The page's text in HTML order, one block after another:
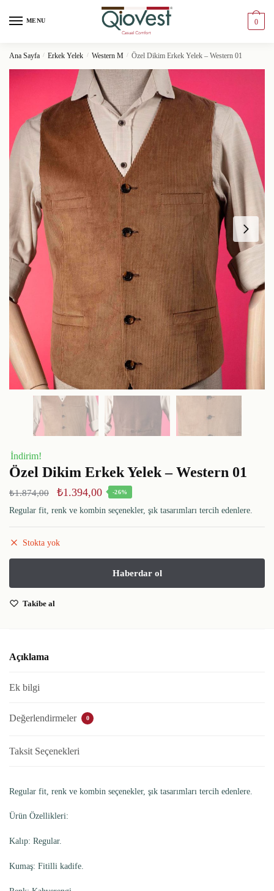
MENU 0
Ana Sayfa / Erkek Yelek / Western M / Özel Dikim Erkek Yelek – Western 01
İndirim!
Özel Dikim Erkek Yelek – Western 01
₺1.874,00 ₺1.394,00 -26%
Regular fit, renk ve kombin seçenekler, şık tasarımları tercih edenlere.
Stokta yok
Takibe al
Açıklama
Ek bilgi
Değerlendirmeler 0
Taksit Seçenekleri
Regular fit, renk ve kombin seçenekler, şık tasarımları tercih edenlere.
Ürün Özellikleri:
Kalıp: Regular.
Kumaş: Fitilli kadife.